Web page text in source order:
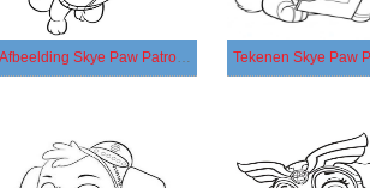
Afbeelding Skye Paw Patrol gratis